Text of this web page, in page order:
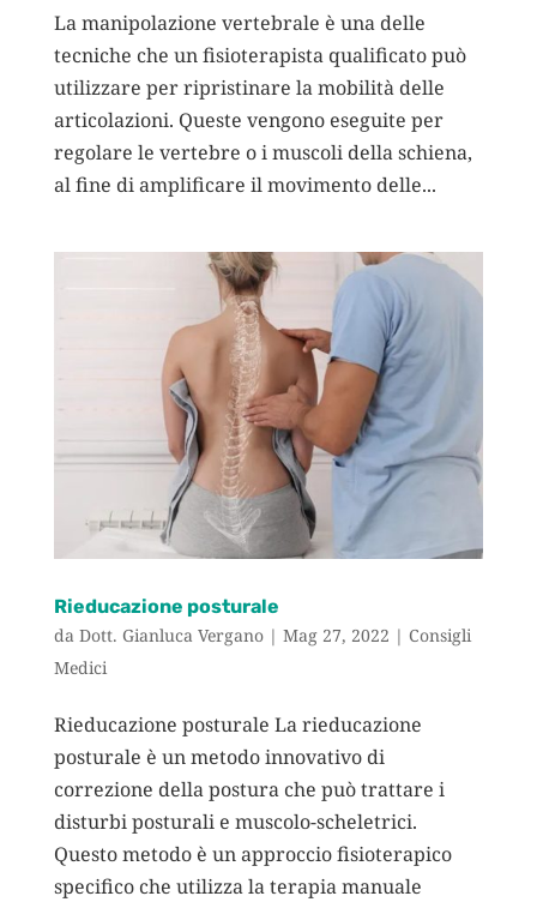
La manipolazione vertebrale è una delle
tecniche che un fisioterapista qualificato può
utilizzare per ripristinare la mobilità delle
articolazioni. Queste vengono eseguite per
regolare le vertebre o i muscoli della schiena,
al fine di amplificare il movimento delle...
Rieducazione posturale
da Dott. Gianluca Vergano| Mag 27, 2022 | Consigli
Medici
Rieducazione posturale La rieducazione
posturale è un metodo innovativo di
correzione della postura che può trattare i
disturbi posturali e muscolo-scheletrici.
Questo metodo è un approccio fisioterapico
specifico che utilizza la terapia manuale